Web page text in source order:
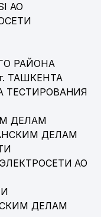
АО
РАЙОНА
ТАШКЕНТА
ТЕСТИРОВАНИЯ
ДЕЛАМ
ДЕЛАМ
АО
ДЕЛАМ